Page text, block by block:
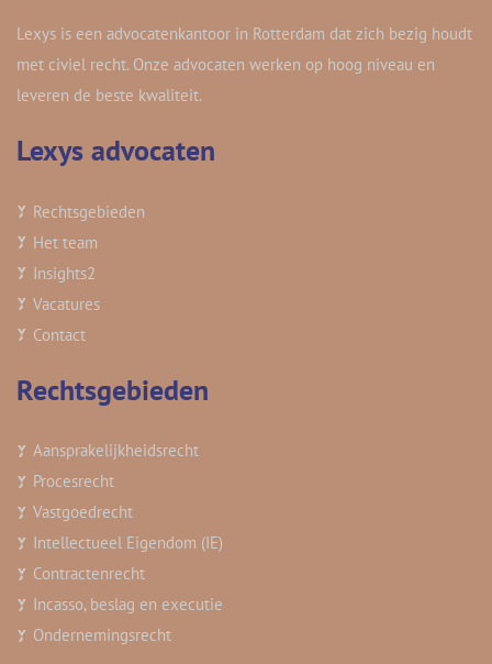
Lexys is een advocatenkantoor in Rotterdam dat zich bezig houdt
met civiel recht. Onze advocaten werken op hoog niveau en
leveren de beste kwaliteit.
Lexys advocaten
Rechtsgebieden
Het team
Insights2
Vacatures
Contact
Rechtsgebieden
Aansprakelijkheidsrecht
Procesrecht
Vastgoedrecht
Intellectueel Eigendom (IE)
Contractenrecht
Incasso, beslag en executie
Ondernemingsrecht